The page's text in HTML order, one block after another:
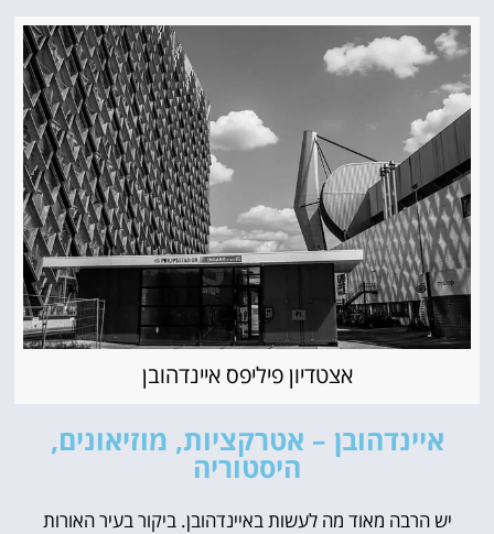
אצטדיון פיליפס איינדהובן
איינדהובן – אטרקציות, מוזיאונים,
היסטוריה
יש הרבה מאוד מה לעשות באיינדהובן. ביקור בעיר האורות